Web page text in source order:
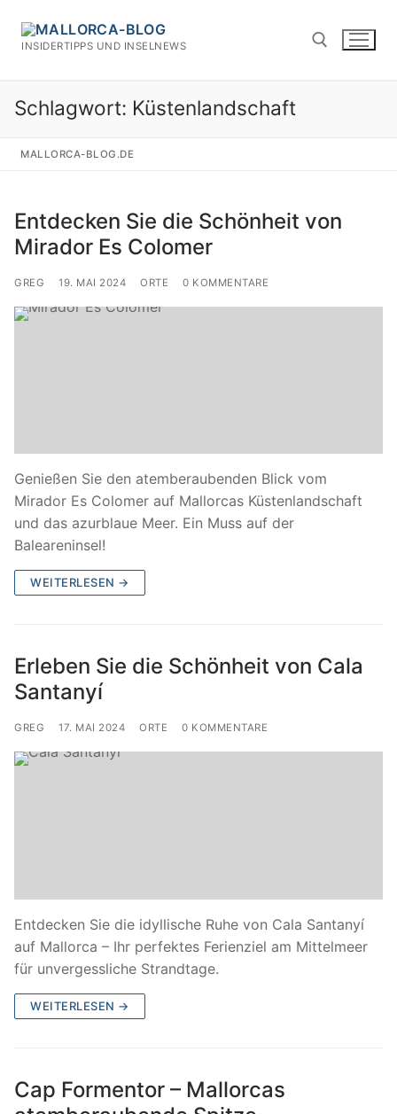
Inhalt
springen
INSIDERTIPPS UND INSELNEWS
Schlagwort: Küstenlandschaft
MALLORCA-BLOG.DE
Entdecken Sie die Schönheit von
Mirador Es Colomer
GREG 19. MAI 2024 ORTE 0 KOMMENTARE
Genießen Sie den atemberaubenden Blick vom
Mirador Es Colomer auf Mallorcas Küstenlandschaft
und das azurblaue Meer. Ein Muss auf der
Baleareninsel!
WEITERLESEN →
Erleben Sie die Schönheit von Cala
Santanyí
GREG 17. MAI 2024 ORTE 0 KOMMENTARE
Entdecken Sie die idyllische Ruhe von Cala Santanyí
auf Mallorca – Ihr perfektes Ferienziel am Mittelmeer
für unvergessliche Strandtage.
WEITERLESEN →
Cap Formentor – Mallorcas